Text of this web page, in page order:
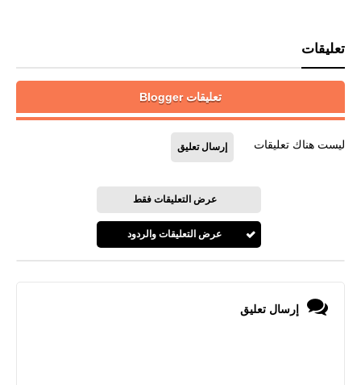
تعليقات
تعليقات Blogger
ليست هناك تعليقات إرسال تعليق
عرض التعليقات فقط
عرض التعليقات والردود
إرسال تعليق